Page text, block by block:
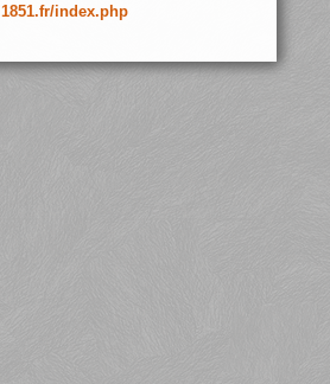
1851.fr/index.php